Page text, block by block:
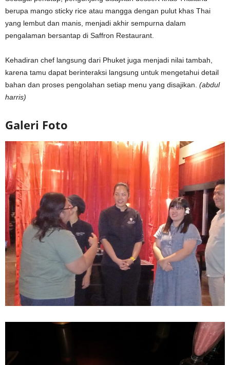
berupa mango sticky rice atau mangga dengan pulut khas Thai
yang lembut dan manis, menjadi akhir sempurna dalam
pengalaman bersantap di Saffron Restaurant.
Kehadiran chef langsung dari Phuket juga menjadi nilai tambah,
karena tamu dapat berinteraksi langsung untuk mengetahui detail
bahan dan proses pengolahan setiap menu yang disajikan. (abdul
harris)
Galeri Foto